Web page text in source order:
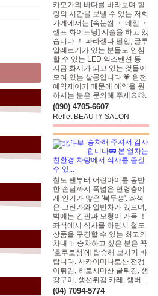
카모가와 바다를 바라보며 힐
링의 시간을 보낼 수 있는 저희
가게에서는 [속눈썹 ・ 네일 ・
셀프 화이트닝] 시술을 하고 있
습니다 ！ 파라젤과 필인, 글루
알레르기가 있는 분들도 안심
할 수 있는 LED 익스텐션 등
지금 화제가 되고 있는 것들이
모여 있는 살롱입니다 💗 완전
예약제이기 때문에 예약을 원
하시는 분은 문의해 주세요◎.
(090) 4705-6607
Reflet BEAUTY SALON
승차해 주셔서 감사
합니다🚃 본 열차는
친환경 차량에서 식사를 즐길
수 있...
철도 팬부터 어린아이를 동반
한 손님까지 폭넓은 연령층에
게 인기가 많은 '북두성'. 좌석
은 그린카와 일반차가 있으며,
벽에는 간판과 모형이 가득 ！
좌석에서 식사를 하면서 철도
상품을 구경할 수 있는 최고의
차내 ✨ 승차하고 싶은 분은 꼭
'호쿠토성'에 탑승해 보시기 바
랍니다. 사카이미나토산 전갱
이튀김, 히로시마산 굴튀김, 생
강구이, 생선튀김 카레, 햄버...
(04) 7094-5774